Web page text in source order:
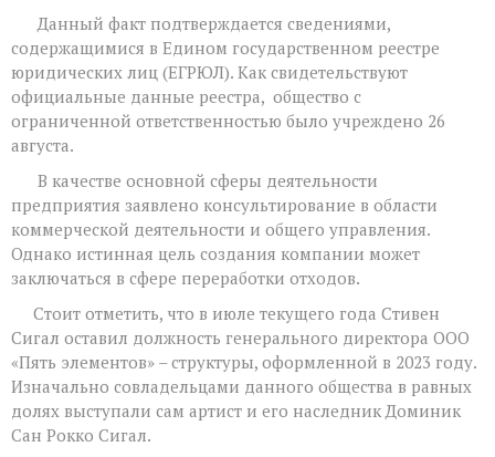
​ Данный факт подтверждается сведениями,
содержащимися в Едином государственном реестре
юридических лиц (ЕГРЮЛ). Как свидетельствуют
официальные данные реестра, общество с
ограниченной ответственностью было учреждено 26
августа.
​ В качестве основной сферы деятельности
предприятия заявлено консультирование в области
коммерческой деятельности и общего управления.
Однако истинная цель создания компании может
заключаться в сфере переработки отходов.
​ Стоит отметить, что в июле текущего года Стивен
Сигал оставил должность генерального директора ООО
«Пять элементов» – структуры, оформленной в 2023 году.
Изначально совладельцами данного общества в равных
долях выступали сам артист и его наследник Доминик
Сан Рокко Сигал.